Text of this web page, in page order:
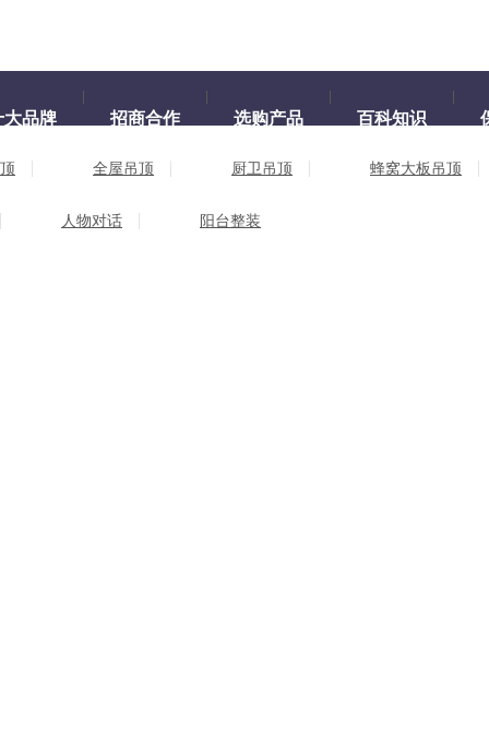
全屋吊顶 厨卫吊顶 蜂窝大板吊顶
人物对话 阳台整装
大品牌 招商合作 选购产品 百科知识